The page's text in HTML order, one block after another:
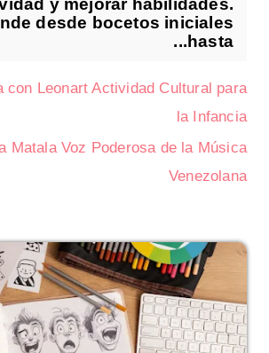
y mejorar habilidades.
desde bocetos iniciales
hasta...
con Leonart Actividad Cultural para
la Infancia
Matala Voz Poderosa de la Música
Venezolana